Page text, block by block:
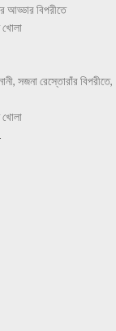
আড্ডার বিপরীতে
খোলা
সজনা রেস্তোরাঁর বিপরীতে,
খোলা